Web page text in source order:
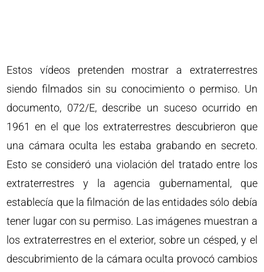
Estos vídeos pretenden mostrar a extraterrestres
siendo filmados sin su conocimiento o permiso. Un
documento, 072/E, describe un suceso ocurrido en
1961 en el que los extraterrestres descubrieron que
una cámara oculta les estaba grabando en secreto.
Esto se consideró una violación del tratado entre los
extraterrestres y la agencia gubernamental, que
establecía que la filmación de las entidades sólo debía
tener lugar con su permiso. Las imágenes muestran a
los extraterrestres en el exterior, sobre un césped, y el
descubrimiento de la cámara oculta provocó cambios